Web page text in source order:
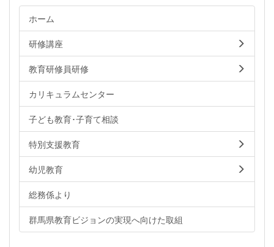
ホーム
研修講座
教育研修員研修
カリキュラムセンター
子ども教育･子育て相談
特別支援教育
幼児教育
総務係より
群馬県教育ビジョンの実現へ向けた取組